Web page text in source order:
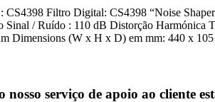
Filtro Digital: CS4398 “Noise
/ Ruído : 110 dB Distorção
Dimensions (W x H x D) em mm: 440 x
serviço de apoio ao cliente